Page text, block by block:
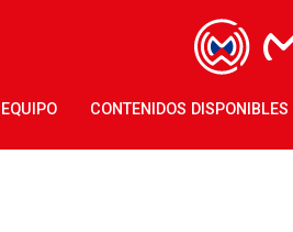
CONTENIDOS DISPONIBLES